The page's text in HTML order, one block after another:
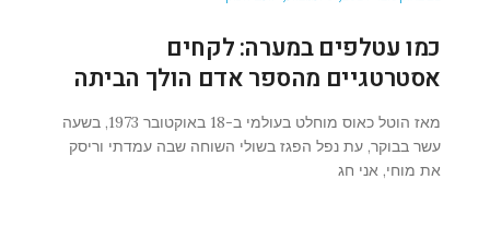
כמו עטלפים במערה: לקחים
אסטרטגיים מהספר אדם הולך הביתה
מאז הוטל כאוס מוחלט בעולמי ב-18 באוקטובר 1973, בשעה
עשר בבוקר, עת נפל הפגז בשולי השוחה שבה עמדתי וריסק
את מוחי, אני חג